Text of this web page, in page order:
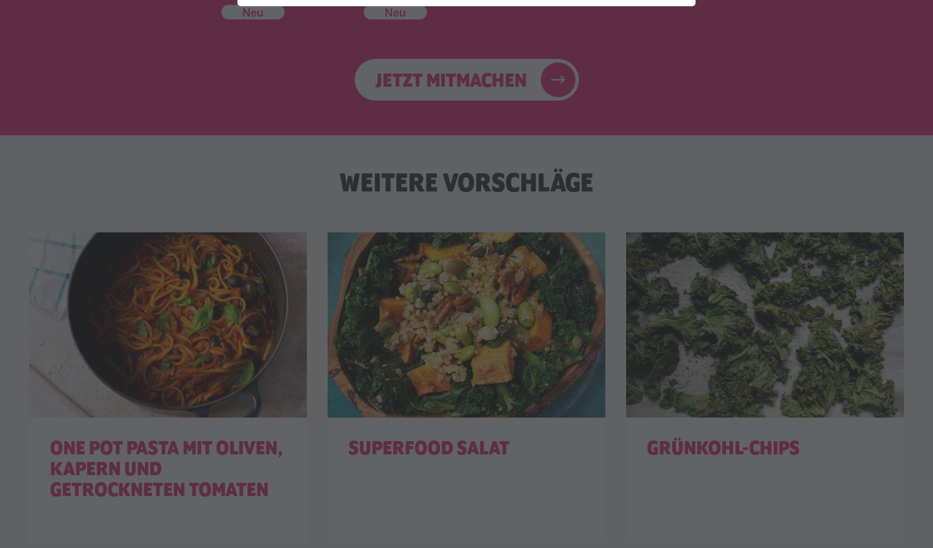
Neu
Neu
JETZT MITMACHEN
WEITERE VORSCHLÄGE
ONE POT PASTA MIT OLIVEN,
KAPERN UND
GETROCKNETEN TOMATEN
SUPERFOOD SALAT GRÜNKOHL-CHIPS